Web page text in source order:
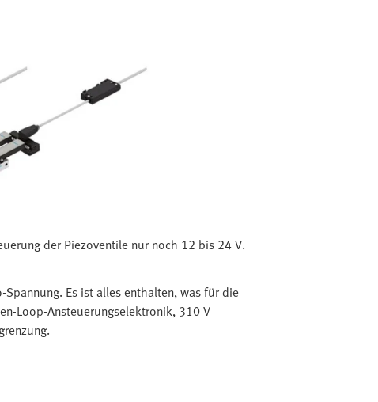
der Piezoventile nur noch 12 bis 24 V.
Es ist alles enthalten, was für die
Loop-Ansteuerungselektronik, 310 V